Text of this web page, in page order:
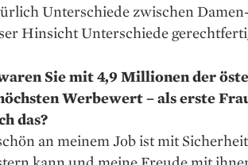
Unterschiede zwischen
Hinsicht Unterschiede
Sie mit 4,9 Millionen der
Werbewert – als erste
das?
an meinem Job ist mit